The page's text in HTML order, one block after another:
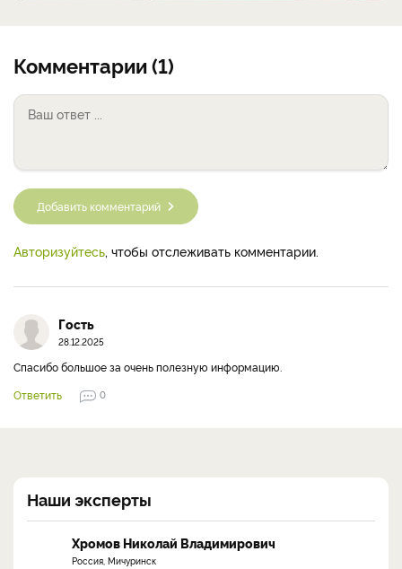
Комментарии (1)
Добавить комментарий
Авторизуйтесь, чтобы отслеживать комментарии.
Гость
28.12.2025
Спасибо большое за очень полезную информацию.
Ответить
0
Наши эксперты
Хромов Николай Владимирович
Россия, Мичуринск